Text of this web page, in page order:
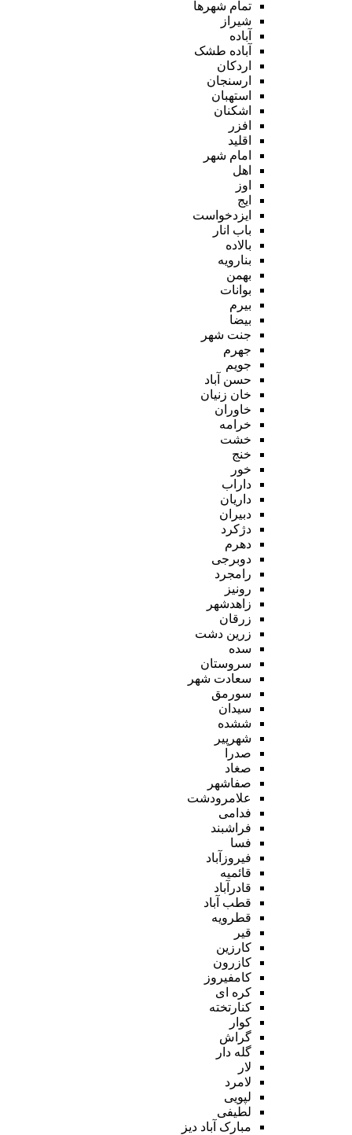
تمام شهر‌ها
شیراز
آباده
آباده طشک
اردکان
ارسنجان
استهبان
اشکنان
افزر
اقلید
امام شهر
اهل
اوز
ایج
ایزدخواست
باب انار
بالاده
بنارویه
بهمن
بوانات
بیرم
بیضا
جنت شهر
جهرم
جویم
حسن آباد
خان زنیان
خاوران
خرامه
خشت
خنج
خور
داراب
داریان
دبیران
دژکرد
دهرم
دوبرجی
رامجرد
رونیز
زاهدشهر
زرقان
زرین دشت
سده
سروستان
سعادت شهر
سورمق
سیدان
ششده
شهرپیر
صدرا
صغاد
صفاشهر
علامرودشت
فدامی
فراشبند
فسا
فیروزآباد
قائمیه
قادرآباد
قطب آباد
قطرویه
قیر
کارزین
کازرون
کامفیروز
کره ای
کنارتخته
کوار
گراش
گله دار
لار
لامرد
لپویی
لطیفی
مبارک آباد دیز